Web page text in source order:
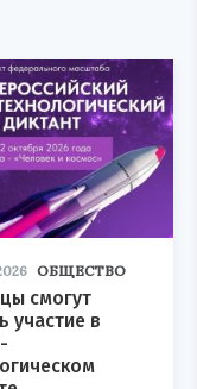
ОБЩЕСТВО
смогут
участие в